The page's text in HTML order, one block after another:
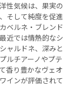
性気候は、果実の
そして純度を促進
ベルネ・ブレンド
近では情熱的なシ
ャルドネ、深みと
ルチアーノやプテ
香り豊かなヴェオ
インが評価されて